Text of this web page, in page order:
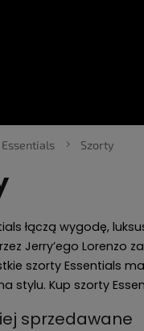
Essentials Szorty
łączą wygodę,
Jerry’ego Lorenzo
szorty Essentials
stylu. Kup szorty
sprzedawane